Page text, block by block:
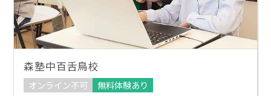
森塾中百舌鳥校
オンライン不可
無料体験あり